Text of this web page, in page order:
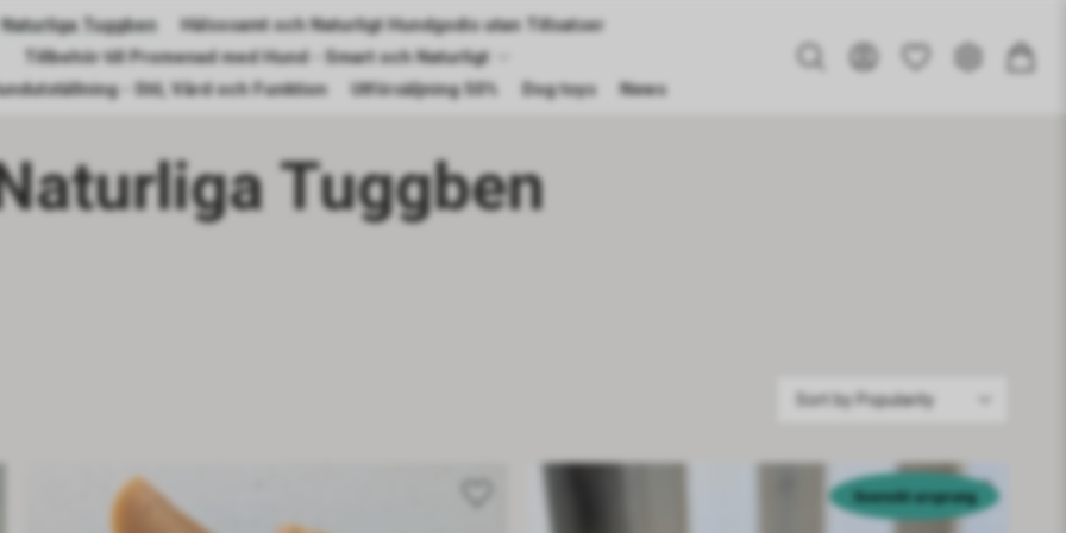
Naturliga Tuggben
Hälsosamt och Naturligt Hundgodis utan Tillsatser
Tillbehör till Promenad med Hund - Smart och Naturligt
- Stil, Vård och Funktion
Utförsäljning 50% Dog toys News
Tuggben
Svenskt ursprung